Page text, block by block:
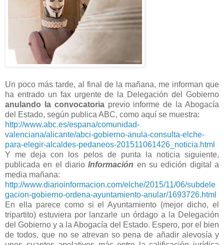
Un poco más tarde, al final de la mañana, me informan que
ha entrado un fax urgente de la Delegación del Gobierno
anulando la convocatoriaprevio informe de la Abogacía
del Estado, según publica ABC, como aquí se muestra:
http://www.abc.es/espana/comunidad-
valenciana/alicante/abci-gobierno-anula-consulta-elche-
para-elegir-alcaldes-pedaneos-201511061426_noticia.html
Y me deja con los pelos de punta la noticia siguiente,
publicada en el diario Información en su edición digital a
media mañana:
http://www.diarioinformacion.com/elche/2015/11/06/subdele
gacion-gobierno-ordena-ayuntamiento-anular/1693726.html
En ella parece como si el Ayuntamiento (mejor dicho, el
tripartito) estuviera por lanzarle un órdago a la Delegación
del Gobierno y a la Abogacía del Estado. Espero, por el bien
de todos, que no se atrevan so pena de añadir alevosía y